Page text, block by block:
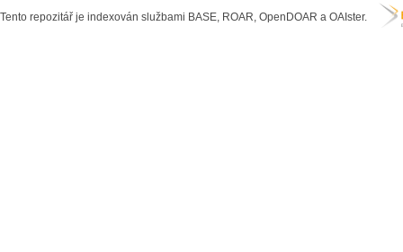
Tento repozitář je indexován službami BASE, ROAR, OpenDOAR a OAIster.